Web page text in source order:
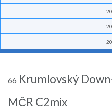
66 Krumlovský
MČR C2mix